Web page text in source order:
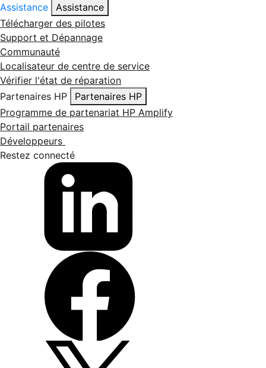
Assistance
Assistance
Télécharger des pilotes
Support et Dépannage
Communauté
Localisateur de centre de service
Vérifier l'état de réparation
Partenaires HP
Partenaires HP
Programme de partenariat HP Amplify
Portail partenaires
Développeurs
Restez connecté